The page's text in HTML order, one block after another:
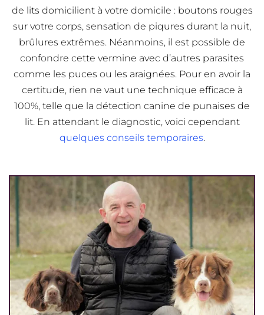
de lits domicilient à votre domicile : boutons rouges
sur votre corps, sensation de piqures durant la nuit,
brûlures extrêmes. Néanmoins, il est possible de
confondre cette vermine avec d’autres parasites
comme les puces ou les araignées. Pour en avoir la
certitude, rien ne vaut une technique efficace à
100%, telle que la détection canine de punaises de
lit. En attendant le diagnostic, voici cependant
quelques conseils temporaires.